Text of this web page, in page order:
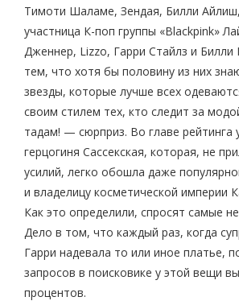
Тимоти Шаламе, Зендая, Билли
участница К-поп группы «Blackpink»
Дженнер, Lizzo, Гарри Стайлз и Билли
тем, что хотя бы половину из них
звезды, которые лучше всех
своим стилем тех, кто следит за
тадам! — сюрприз. Во главе рейтинга
герцогиня Сассекская, которая, не
усилий, легко обошла даже
и владелицу косметической империи
Как это определили, спросят самые
Дело в том, что каждый раз, когда
Гарри надевала то или иное платье,
запросов в поисковике у этой вещи
процентов.